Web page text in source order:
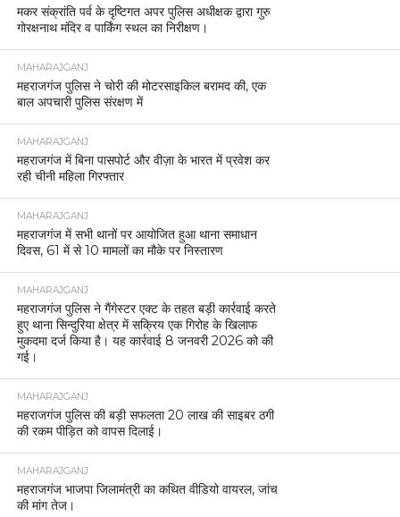
मकर संक्रांति पर्व के दृष्टिगत अपर पुलिस अधीक्षक द्वारा गुरु
गोरक्षनाथ मंदिर व पार्किंग स्थल का निरीक्षण।
MAHARAJGANJ
महराजगंज पुलिस ने चोरी की मोटरसाइकिल बरामद की, एक
बाल अपचारी पुलिस संरक्षण में
MAHARAJGANJ
महराजगंज में बिना पासपोर्ट और वीज़ा के भारत में प्रवेश कर
रही चीनी महिला गिरफ्तार
MAHARAJGANJ
महराजगंज में सभी थानों पर आयोजित हुआ थाना समाधान
दिवस, 61 में से 10 मामलों का मौके पर निस्तारण
MAHARAJGANJ
महराजगंज पुलिस ने गैंगेस्टर एक्ट के तहत बड़ी कार्रवाई करते
हुए थाना सिन्दुरिया क्षेत्र में सक्रिय एक गिरोह के खिलाफ
मुकदमा दर्ज किया है। यह कार्रवाई 8 जनवरी 2026 को की
गई।
MAHARAJGANJ
महराजगंज पुलिस की बड़ी सफलता 20 लाख की साइबर ठगी
की रकम पीड़ित को वापस दिलाई।
MAHARAJGANJ
महराजगंज भाजपा जिलामंत्री का कथित वीडियो वायरल, जांच
की मांग तेज।